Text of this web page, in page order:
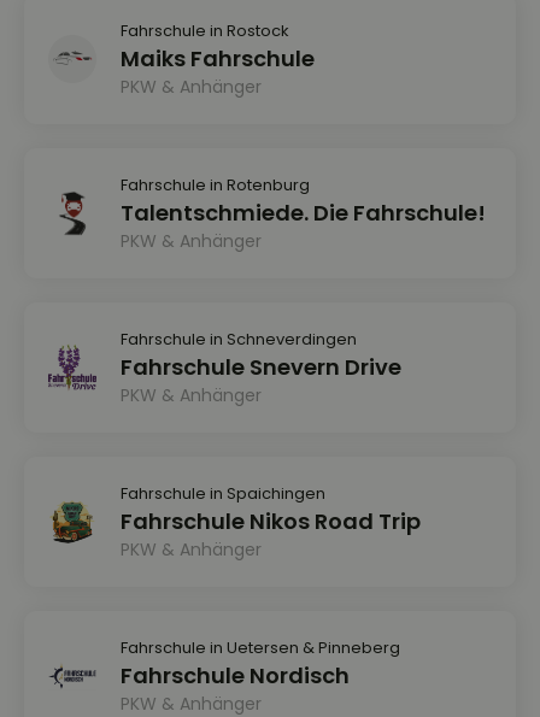
Fahrschule in Rostock
Maiks Fahrschule
PKW & Anhänger
Fahrschule in Rotenburg
Talentschmiede. Die Fahrschule!
PKW & Anhänger
Fahrschule in Schneverdingen
Fahrschule Snevern Drive
PKW & Anhänger
Fahrschule in Spaichingen
Fahrschule Nikos Road Trip
PKW & Anhänger
Fahrschule in Uetersen & Pinneberg
Fahrschule Nordisch
PKW & Anhänger